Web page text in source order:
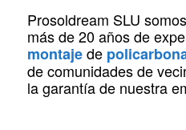
Prosoldream SLU
más de 20 años de
montajede
de comunidades de
la garantía de nuestra